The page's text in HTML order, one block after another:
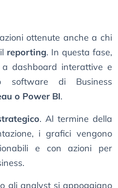
ottenute anche a chi
reporting. In questa fase,
dashboard interattive e
software di Business
o Power BI.
. Al termine della
i grafici vengono
e con azioni per
gli analyst si appoggiano